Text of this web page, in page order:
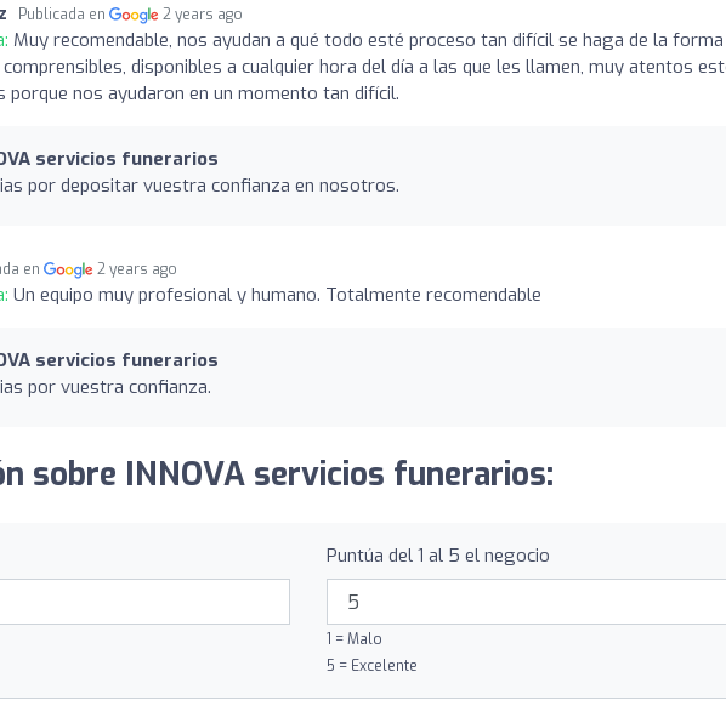
Publicada en 2 years ago
Muy recomendable, nos ayudan a qué todo esté proceso tan difícil se haga de la
disponibles a cualquier hora del día a las que les llamen, muy atentos
porque nos ayudaron en un momento tan difícil.
servicios funerarios
por depositar vuestra confianza en nosotros.
en 2 years ago
Un equipo muy profesional y humano. Totalmente recomendable
servicios funerarios
por vuestra confianza.
sobre INNOVA servicios funerarios:
Puntúa del 1 al 5 el negocio
1 = Malo
5 = Excelente